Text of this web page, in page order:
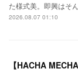
た様式美。即興はそ
2026.08.07 01:10